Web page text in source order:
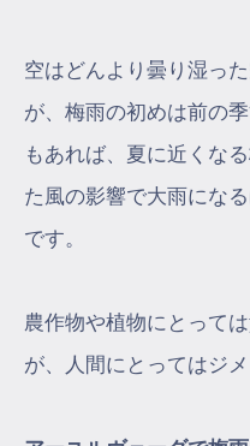
空はどんより曇り湿っ
が、梅雨の初めは前の
もあれば、夏に近くな
た風の影響で大雨にな
です。
農作物や植物にとって
が、人間にとってはジ